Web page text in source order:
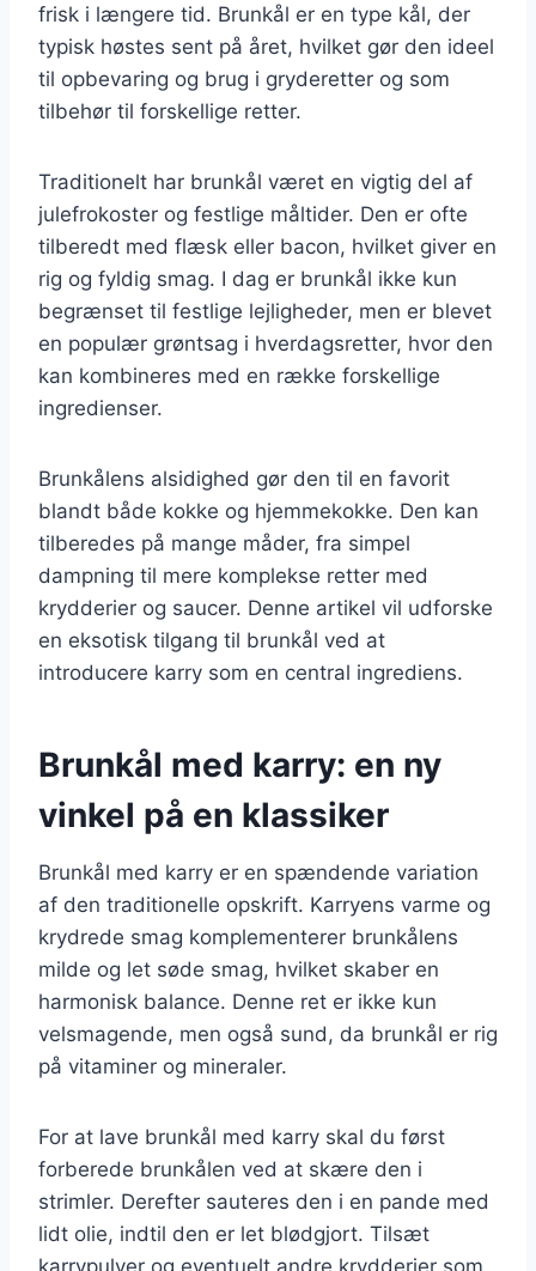
frisk i længere tid. Brunkål er en type kål, der
typisk høstes sent på året, hvilket gør den ideel
til opbevaring og brug i gryderetter og som
tilbehør til forskellige retter.
Traditionelt har brunkål været en vigtig del af
julefrokoster og festlige måltider. Den er ofte
tilberedt med flæsk eller bacon, hvilket giver en
rig og fyldig smag. I dag er brunkål ikke kun
begrænset til festlige lejligheder, men er blevet
en populær grøntsag i hverdagsretter, hvor den
kan kombineres med en række forskellige
ingredienser.
Brunkålens alsidighed gør den til en favorit
blandt både kokke og hjemmekokke. Den kan
tilberedes på mange måder, fra simpel
dampning til mere komplekse retter med
krydderier og saucer. Denne artikel vil udforske
en eksotisk tilgang til brunkål ved at
introducere karry som en central ingrediens.
Brunkål med karry: en ny
vinkel på en klassiker
Brunkål med karry er en spændende variation
af den traditionelle opskrift. Karryens varme og
krydrede smag komplementerer brunkålens
milde og let søde smag, hvilket skaber en
harmonisk balance. Denne ret er ikke kun
velsmagende, men også sund, da brunkål er rig
på vitaminer og mineraler.
For at lave brunkål med karry skal du først
forberede brunkålen ved at skære den i
strimler. Derefter sauteres den i en pande med
lidt olie, indtil den er let blødgjort. Tilsæt
karrypulver og eventuelt andre krydderier som